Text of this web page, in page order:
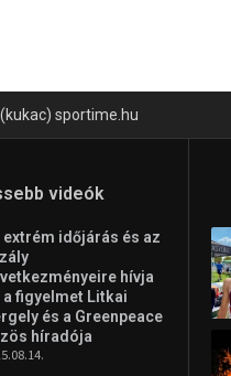
sportime.hu
videók
extrém időjárás és az
hívja
a figyelmet Litkai
és a Greenpeace
híradója